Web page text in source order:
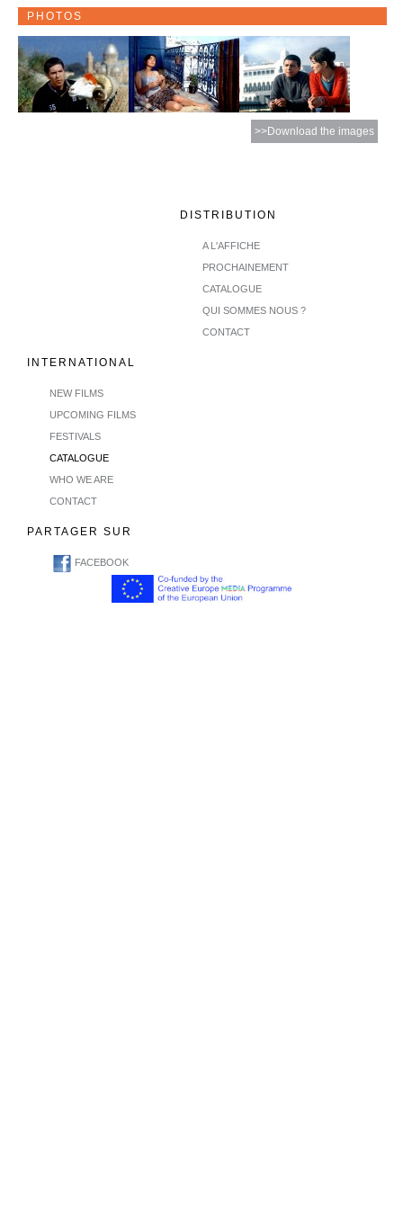
PHOTOS
>>Download the images
DISTRIBUTION
A L'AFFICHE
PROCHAINEMENT
CATALOGUE
QUI SOMMES NOUS ?
CONTACT
INTERNATIONAL
NEW FILMS
UPCOMING FILMS
FESTIVALS
CATALOGUE
WHO WE ARE
CONTACT
PARTAGER SUR
FACEBOOK